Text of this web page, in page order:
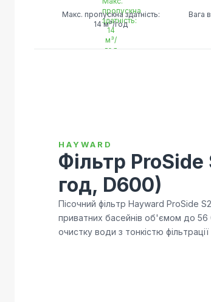
Макс. пропускна здатність:
14 м³/год
Вага
HAYWARD
Фільтр
год, D600)
Пісочний фільтр Hayward ProSide
приватних басейнів об'ємом до 56
очистку води з тонкістю